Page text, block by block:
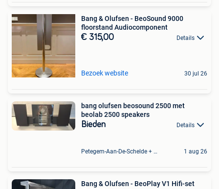
Bang & Olufsen - BeoSound 9000
floorstand Audiocomponent
€ 315,00 Details
Bezoek website 30 jul 26
bang olufsen beosound 2500 met
beolab 2500 speakers
Bieden Details
Petegem-Aan-De-Schelde + Deel Van Oudenaarde 1 aug 26
Bang & Olufsen - BeoPlay V1 Hifi-set